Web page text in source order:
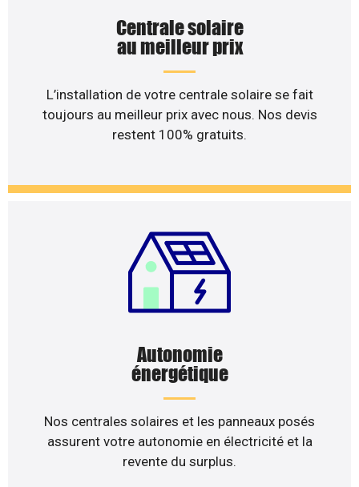
Centrale solaire
au meilleur prix
L’installation de votre centrale solaire se fait
toujours au meilleur prix avec nous. Nos devis
restent 100% gratuits.
Autonomie
énergétique
Nos centrales solaires et les panneaux posés
assurent votre autonomie en électricité et la
revente du surplus.